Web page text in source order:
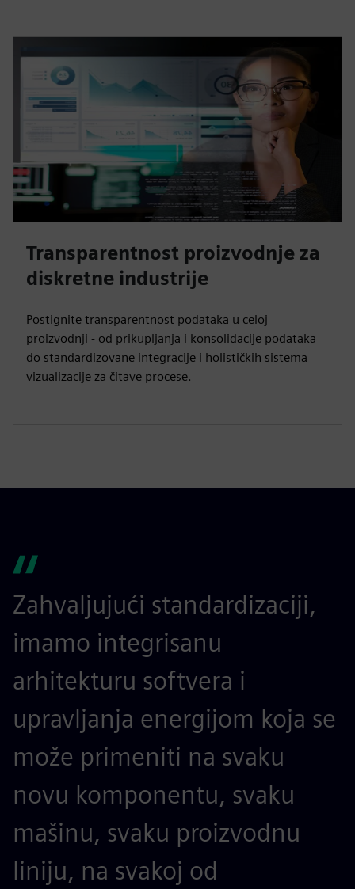
Transparentnost proizvodnje za
diskretne industrije
Postignite transparentnost podataka u celoj
proizvodnji - od prikupljanja i konsolidacije podataka
do standardizovane integracije i holističkih sistema
vizualizacije za čitave procese.
Zahvaljujući standardizaciji,
imamo integrisanu
arhitekturu softvera i
upravljanja energijom koja se
može primeniti na svaku
novu komponentu, svaku
mašinu, svaku proizvodnu
liniju, na svakoj od